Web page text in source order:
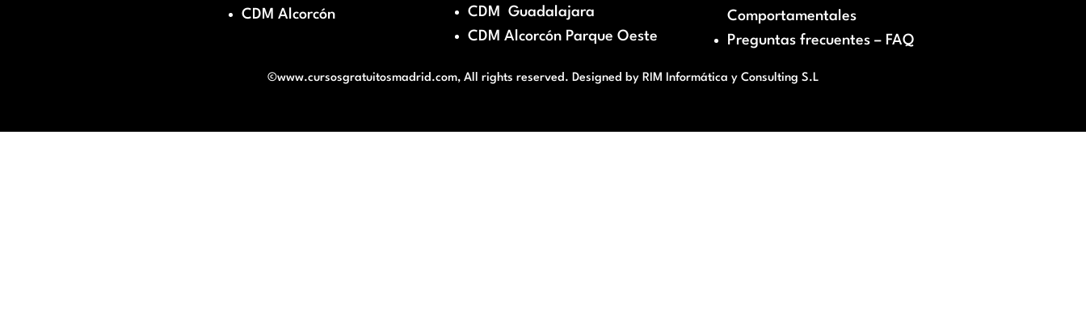
CDM Alcorcón
CDM Guadalajara
CDM Alcorcón Parque Oeste
Comportamentales
Preguntas frecuentes – FAQ
©www.cursosgratuitosmadrid.com, All rights reserved. Designed by RIM Informática y Consulting S.L